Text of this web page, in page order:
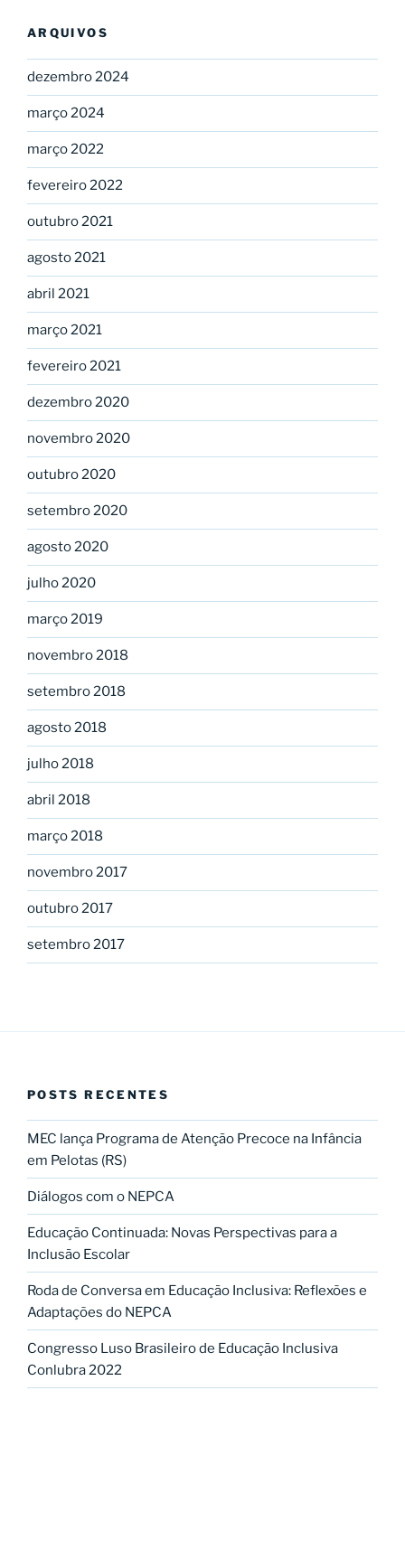
ARQUIVOS
dezembro 2024
março 2024
março 2022
fevereiro 2022
outubro 2021
agosto 2021
abril 2021
março 2021
fevereiro 2021
dezembro 2020
novembro 2020
outubro 2020
setembro 2020
agosto 2020
julho 2020
março 2019
novembro 2018
setembro 2018
agosto 2018
julho 2018
abril 2018
março 2018
novembro 2017
outubro 2017
setembro 2017
POSTS RECENTES
MEC lança Programa de Atenção Precoce na Infância
em Pelotas (RS)
Diálogos com o NEPCA
Educação Continuada: Novas Perspectivas para a
Inclusão Escolar
Roda de Conversa em Educação Inclusiva: Reflexões e
Adaptações do NEPCA
Congresso Luso Brasileiro de Educação Inclusiva
Conlubra 2022